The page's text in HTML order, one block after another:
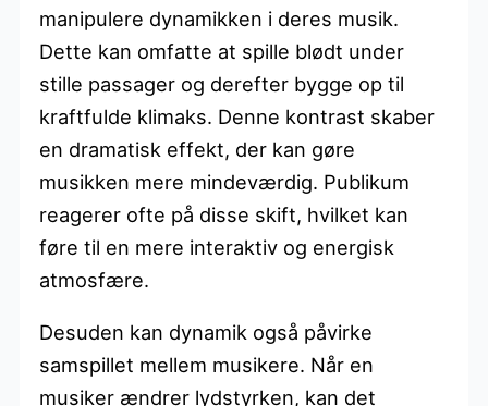
manipulere dynamikken i deres musik.
Dette kan omfatte at spille blødt under
stille passager og derefter bygge op til
kraftfulde klimaks. Denne kontrast skaber
en dramatisk effekt, der kan gøre
musikken mere mindeværdig. Publikum
reagerer ofte på disse skift, hvilket kan
føre til en mere interaktiv og energisk
atmosfære.
Desuden kan dynamik også påvirke
samspillet mellem musikere. Når en
musiker ændrer lydstyrken, kan det